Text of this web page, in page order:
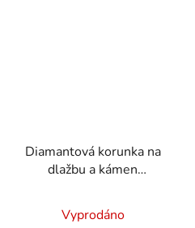
Diamantová korunka na
dlažbu a kámen
Vyprodáno